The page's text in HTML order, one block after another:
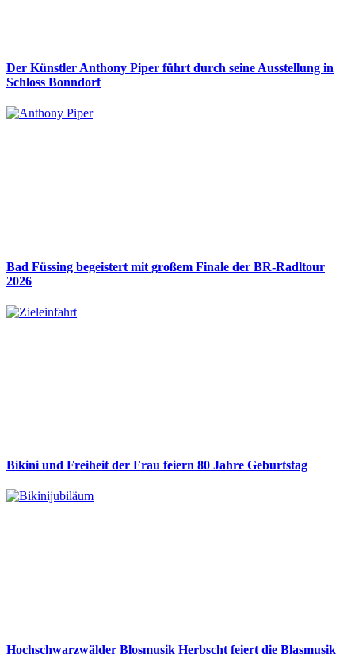
Der Künstler Anthony Piper führt durch seine Ausstellung in
Schloss Bonndorf
Bad Füssing begeistert mit großem Finale der BR-Radltour
2026
Bikini und Freiheit der Frau feiern 80 Jahre Geburtstag
Hochschwarzwälder Blosmusik Herbscht feiert die Blasmusik